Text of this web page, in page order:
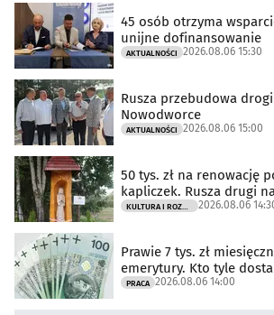
45 osób otrzyma
unijne dofinansowanie
AKTUALNOŚCI 2026.08.06 15:30
Rusza przebudowa
Nowodworce
AKTUALNOŚCI 2026.08.06 15:00
50 tys. zł na renowację
kapliczek. Rusza drugi
2026.08.06
Prawie 7 tys. zł
emerytury. Kto tyle
PRACA 2026.08.06 14:00